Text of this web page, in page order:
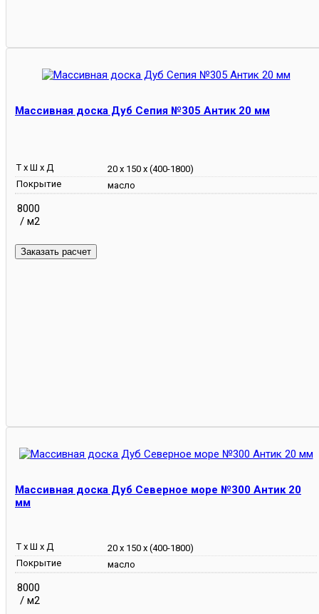
Массивная доска Дуб Сепия №305 Антик 20 мм
Т х Ш х Д
20 х 150 х (400-1800)
Покрытие
масло
8000
/ м2
Массивная доска Дуб Северное море №300 Антик 20
мм
Т х Ш х Д
20 х 150 х (400-1800)
Покрытие
масло
8000
/ м2